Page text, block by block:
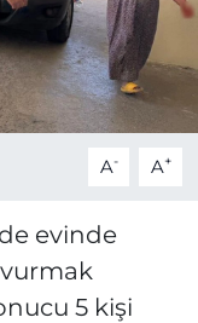
A- A+
evinde
5 kişi